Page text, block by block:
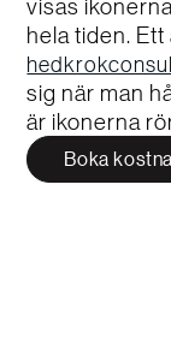
visas
hela tiden.
sig när man
är ikonerna
Boka